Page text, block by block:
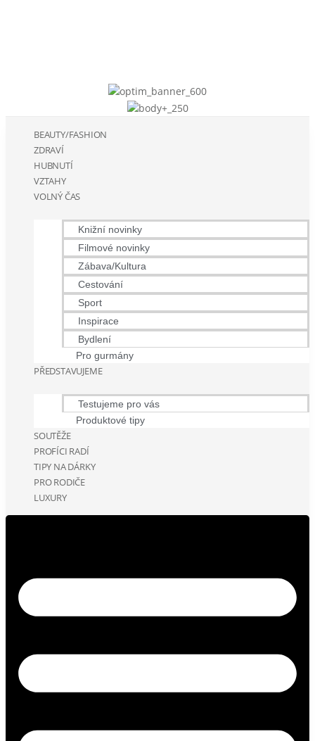
BEAUTY/FASHION
ZDRAVÍ
HUBNUTÍ
VZTAHY
VOLNÝ ČAS
Knižní novinky
Filmové novinky
Zábava/Kultura
Cestování
Sport
Inspirace
Bydlení
Pro gurmány
PŘEDSTAVUJEME
Testujeme pro vás
Produktové tipy
SOUTĚŽE
PROFÍCI RADÍ
TIPY NA DÁRKY
PRO RODIČE
LUXURY